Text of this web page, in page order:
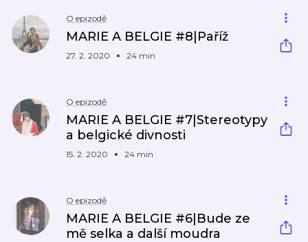
O epizodě
MARIE A BELGIE #8|Paříž
27. 2. 2020 24 min
O epizodě
MARIE A BELGIE #7|Stereotypy
a belgické divnosti
15. 2. 2020 24 min
O epizodě
MARIE A BELGIE #6|Bude ze
mě selka a další moudra